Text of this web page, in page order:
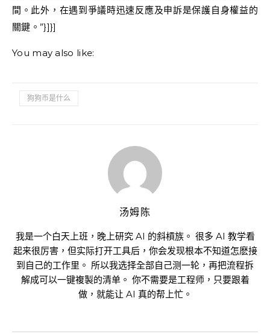
間。此外，在遇到爭議時迅速反應及申訴是保護自身權益的
關鍵。”}]}]
You may also like:
狗狗币是什么
汤姆陈
我是一个白天上班，晚上研究 AI 的斜槓族。 很多 AI 教学看
起来很厉害，但实际打开工具后，你会发现根本不知道怎麽接
到自己的工作里。 所以我选择全部自己测一轮，再把流程拆
解成可以一键複製的清单。 你不需要是工程师，只要跟着
做，就能让 AI 真的帮上忙。